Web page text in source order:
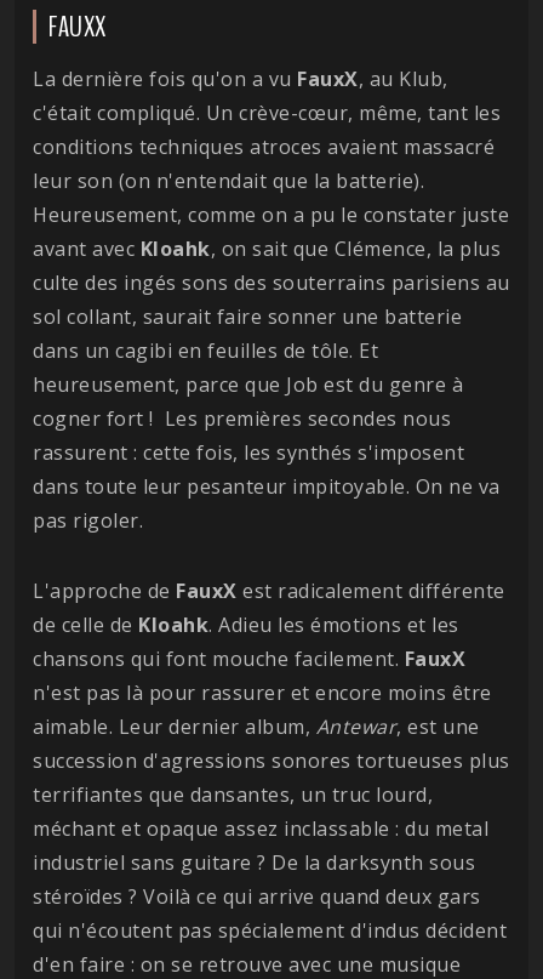
FAUXX
La dernière fois qu'on a vu FauxX, au Klub,
c'était compliqué. Un crève-cœur, même, tant les
conditions techniques atroces avaient massacré
leur son (on n'entendait que la batterie).
Heureusement, comme on a pu le constater juste
avant avec Kloahk, on sait que Clémence, la plus
culte des ingés sons des souterrains parisiens au
sol collant, saurait faire sonner une batterie
dans un cagibi en feuilles de tôle. Et
heureusement, parce que Job est du genre à
cogner fort ! Les premières secondes nous
rassurent : cette fois, les synthés s'imposent
dans toute leur pesanteur impitoyable. On ne va
pas rigoler.
L'approche de FauxX est radicalement différente
de celle de Kloahk. Adieu les émotions et les
chansons qui font mouche facilement. FauxX
n'est pas là pour rassurer et encore moins être
aimable. Leur dernier album, Antewar, est une
succession d'agressions sonores tortueuses plus
terrifiantes que dansantes, un truc lourd,
méchant et opaque assez inclassable : du metal
industriel sans guitare ? De la darksynth sous
stéroïdes ? Voilà ce qui arrive quand deux gars
qui n'écoutent pas spécialement d'indus décident
d'en faire : on se retrouve avec une musique